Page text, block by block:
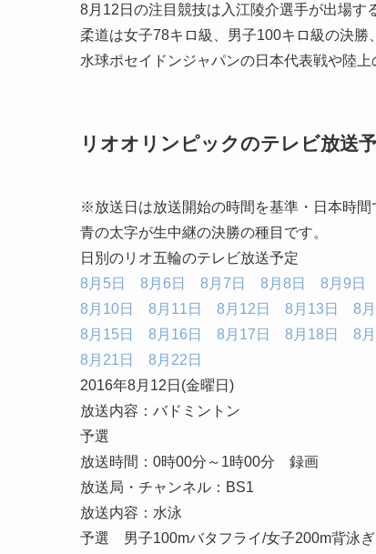
8月12日の注目競技は入江陵介選手が出場す
柔道は女子78キロ級、男子100キロ級の決勝
水球ポセイドンジャパンの日本代表戦や陸
リオオリンピックのテレビ放送
※放送日は放送開始の時間を基準・日本時間
青の太字が生中継の決勝の種目です。
日別のリオ五輪のテレビ放送予定
8月5日
8月6日 8月7日 8月8日
8月9日
8月10日
8月11日 8月12日 8月13日
8
8月15日
8月16日 8月17日 8月18日 8
8月21日
8月22日
2016年8月12日(金曜日)
放送内容：バドミントン
予選
放送時間：0時00分～1時00分 録画
放送局・チャンネル：BS1
放送内容：水泳
予選 男子100mバタフライ/女子200m背泳ぎ